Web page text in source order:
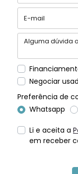
Negociar
Preferência de
Whatsapp
Li e aceita a
em receber